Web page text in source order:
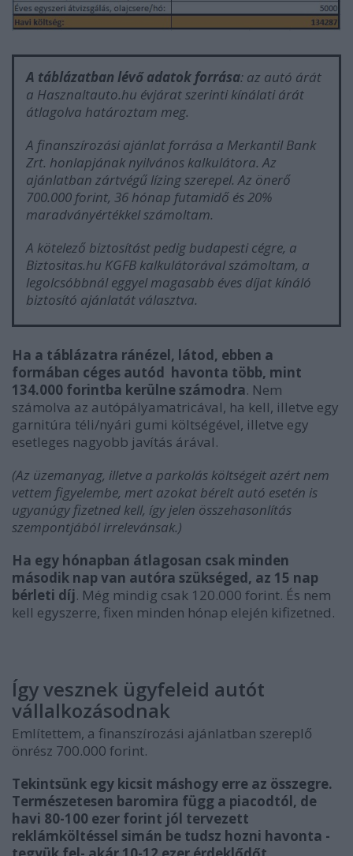
A táblázatban lévő adatok forrása: az autó árát
a Hasznaltauto.hu évjárat szerinti kínálati árát
átlagolva határoztam meg.
A finanszírozási ajánlat forrása a Merkantil Bank
Zrt. honlapjának nyilvános kalkulátora. Az
ajánlatban zártvégű lízing szerepel. Az önerő
700.000 forint, 36 hónap futamidő és 20%
maradványértékkel számoltam.
A kötelező biztosítást pedig budapesti cégre, a
Biztositas.hu KGFB kalkulátorával számoltam, a
legolcsóbbnál eggyel magasabb éves díjat kínáló
biztosító ajánlatát választva.
Ha a táblázatra ránézel, látod, ebben a
formában céges autód havonta több, mint
134.000 forintba kerülne számodra. Nem
számolva az autópályamatricával, ha kell, illetve egy
garnitúra téli/nyári gumi költségével, illetve egy
esetleges nagyobb javítás árával.
(Az üzemanyag, illetve a parkolás költségeit azért nem
vettem figyelembe, mert azokat bérelt autó esetén is
ugyanúgy fizetned kell, így jelen összehasonlítás
szempontjából irrelevánsak.)
Ha egy hónapban átlagosan csak minden
második nap van autóra szükséged, az 15 nap
bérleti díj. Még mindig csak 120.000 forint. És nem
kell egyszerre, fixen minden hónap elején kifizetned.
Így vesznek ügyfeleid autót
vállalkozásodnak
Említettem, a finanszírozási ajánlatban szereplő
önrész 700.000 forint.
Tekintsünk egy kicsit máshogy erre az összegre.
Természetesen baromira függ a piacodtól, de
havi 80-100 ezer forint jól tervezett
reklámköltéssel simán be tudsz hozni havonta -